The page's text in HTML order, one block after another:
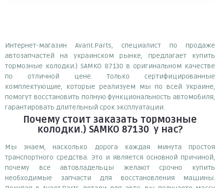
Интернет-магазин Avant.Parts, специалист по продаже
автозапчастей на украинском рынке, предлагает купить
тормозные колодки.) SAMKO 87130 в оригинальном качестве
по отличной цене. Только сертифицированные
комплектующие, которые реализуем мы по всей Украине,
помогут восстановить полную функциональность автомобиля,
гарантировать длительный срок эксплуатации.
Почему стоит заказать тормозные
колодки.) SAMKO 87130 у нас?
Мы знаем, насколько дорога каждая минута простоя
транспортного средства. Это и является основной причиной,
почему все автовладельцы желают срочно купить
необходимые запчасти для восстановления машины.